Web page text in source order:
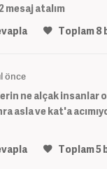
mesaj atalım
Toplam8
önce
ne alçak insanlar
asla ve kat'a
Toplam5